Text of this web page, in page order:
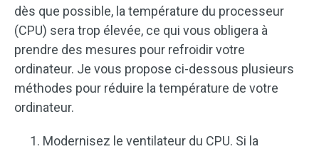
dès que possible, la température du processeur
(CPU) sera trop élevée, ce qui vous obligera à
prendre des mesures pour refroidir votre
ordinateur. Je vous propose ci-dessous plusieurs
méthodes pour réduire la température de votre
ordinateur.
Modernisez le ventilateur du CPU. Si la